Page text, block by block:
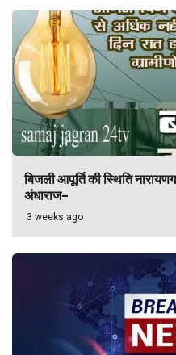
बिजली आपूर्ति की स्थिति
अंधाराज–
3 weeks ago